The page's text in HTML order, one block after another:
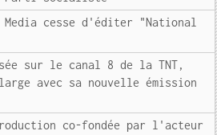
Media cesse d'éditer "National
sur le canal 8 de la TNT,
avec sa nouvelle émission
co-fondée par l'acteur